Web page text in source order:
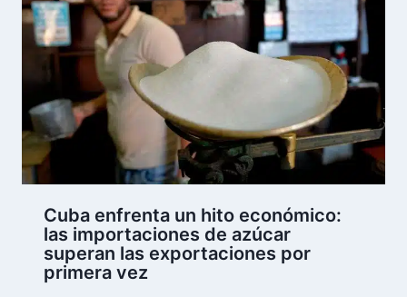
Cuba enfrenta un hito económico:
las importaciones de azúcar
superan las exportaciones por
primera vez